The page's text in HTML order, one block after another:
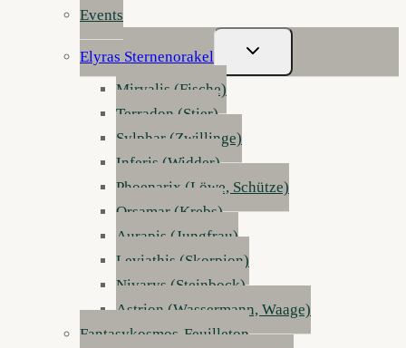
Events
Elyras Sternenorakel
Untermenü
Umschalten
Mirvalis (Fische)
Terradon (Stier)
Sylphar (Zwillinge)
Inferis (Widder)
Phoenarix (Löwe, Schütze)
Orsamar (Krebs)
Aurapis (Jungfrau)
Leviathis (Skorpion)
Nivarys (Steinbock)
Astrion (Wassermann, Waage)
Fantasykosmos-Feuilleton